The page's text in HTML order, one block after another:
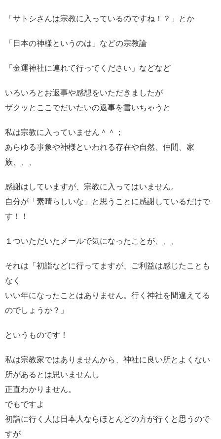
「サトシさんは宗教に入っているのですね！？」とか
「日本の神様というのは」などの宗教論
「金運神社に連れて行ってください」などなど
いろいろとお返事や感想をいただきましたが
ザクッとここでだいたいの返事を書いちゃうと
私は宗教に入っていません＾＾；
あらゆる事象や神様といわれる存在や自然、仲間、家
族、、、
感謝はしていますが、宗教に入ってはいません。
自分が「素晴らしいな」と思うことに感謝しているだけで
す！！
１ついただいたメールで気になったことが、、、
それは「初詣などに行ってますが、ご利益は感じたことも
なく
いい年になったことはありません。行く神社を間違えてる
のでしょうか？」
というものです！
私は宗教家ではありませんから、神社に良い所とよくない
所があるとは思いませんし
正直わかりません。
でもですよ
初詣に行く人は日本人ならほとんどの方が行くと思うので
すが